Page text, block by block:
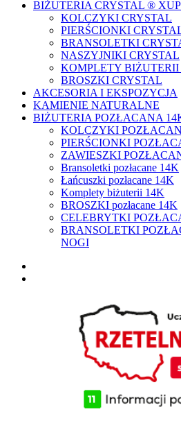
BIŻUTERIA CRYSTAL ®
KOLCZYKI CRYSTAL
PIERŚCIONKI
BRANSOLETKI
NASZYJNIKI CRYSTAL
KOMPLETY BIŻUTERII
BROSZKI CRYSTAL
AKCESORIA I EKSPOZYCJA
KAMIENIE NATURALNE
BIŻUTERIA POZŁACANA
KOLCZYKI
PIERŚCIONKI
ZAWIESZKI
Bransoletki pozłacane 14K
Łańcuszki pozłacane 14K
Komplety biżuterii 14K
BROSZKI pozłacane 14K
CELEBRYTKI
BRANSOLETKI
NOGI